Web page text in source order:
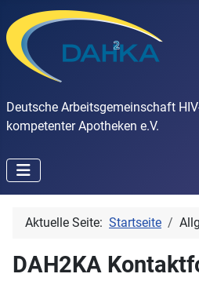
Deutsche Arbeitsgemeinschaft
kompetenter Apotheken e.V.
Aktuelle Seite: Startseite
DAH2KA